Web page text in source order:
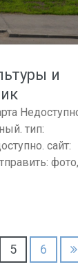
и
тип:
сайт:
фото,
5 6